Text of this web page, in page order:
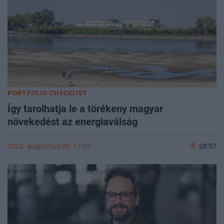
PORTFOLIO CHECKLIST
Így tarolhatja le a törékeny magyar
növekedést az energiaválság
2026. augusztus 03. 17:05 28:37